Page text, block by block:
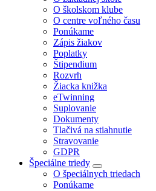
O školskom klube
O centre voľného času
Ponúkame
Zápis žiakov
Poplatky
Štipendium
Rozvrh
Žiacka knižka
eTwinning
Suplovanie
Dokumenty
Tlačivá na stiahnutie
Stravovanie
GDPR
Špeciálne triedy
O špeciálnych triedach
Ponúkame